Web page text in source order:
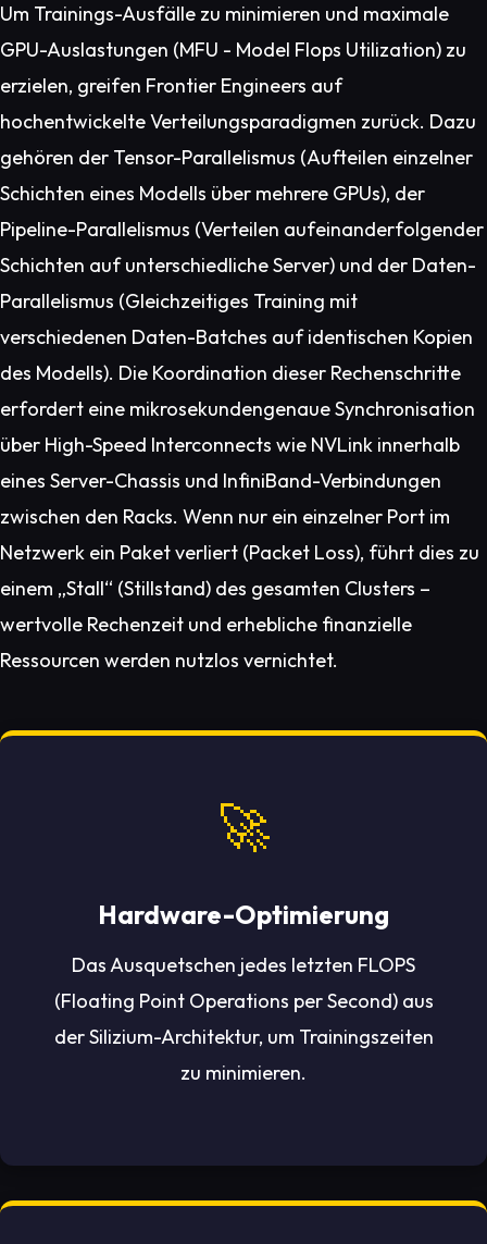
Um Trainings-Ausfälle zu minimieren und maximale
GPU-Auslastungen (MFU - Model Flops Utilization) zu
erzielen, greifen Frontier Engineers auf
hochentwickelte Verteilungsparadigmen zurück. Dazu
gehören der Tensor-Parallelismus (Aufteilen einzelner
Schichten eines Modells über mehrere GPUs), der
Pipeline-Parallelismus (Verteilen aufeinanderfolgender
Schichten auf unterschiedliche Server) und der Daten-
Parallelismus (Gleichzeitiges Training mit
verschiedenen Daten-Batches auf identischen Kopien
des Modells). Die Koordination dieser Rechenschritte
erfordert eine mikrosekundengenaue Synchronisation
über High-Speed Interconnects wie NVLink innerhalb
eines Server-Chassis und InfiniBand-Verbindungen
zwischen den Racks. Wenn nur ein einzelner Port im
Netzwerk ein Paket verliert (Packet Loss), führt dies zu
einem „Stall“ (Stillstand) des gesamten Clusters –
wertvolle Rechenzeit und erhebliche finanzielle
Ressourcen werden nutzlos vernichtet.
🚀
Hardware-Optimierung
Das Ausquetschen jedes letzten FLOPS
(Floating Point Operations per Second) aus
der Silizium-Architektur, um Trainingszeiten
zu minimieren.